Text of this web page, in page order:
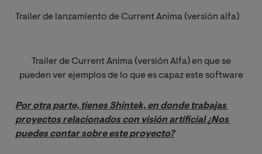
Trailer de lanzamiento de Current Anima (versión alfa)
Trailer de Current Anima (versión Alfa) en que se
pueden ver ejemplos de lo que es capaz este software
Por otra parte, tienes Shintek, en donde trabajas
proyectos relacionados con visión artificial ¿Nos
puedes contar sobre este proyecto?